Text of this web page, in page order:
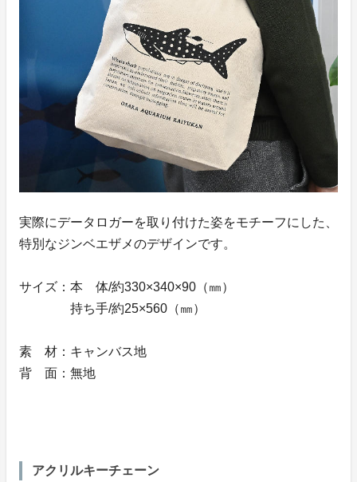
実際にデータロガーを取り付けた姿をモチーフにした、
特別なジンベエザメのデザインです。
サイズ：本 体/約330×340×90（㎜）
持ち手/約25×560（㎜）
素 材：キャンバス地
背 面：無地
アクリルキーチェーン